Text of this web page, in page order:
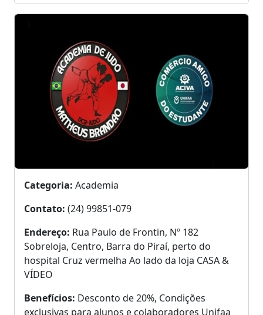
Categoria: Academia
Contato: (24) 99851-079
Endereço: Rua Paulo de Frontin, Nº 182
Sobreloja, Centro, Barra do Piraí, perto do
hospital Cruz vermelha Ao lado da loja CASA &
VÍDEO
Benefícios: Desconto de 20%, Condições
exclusivas para alunos e colaboradores Unifaa